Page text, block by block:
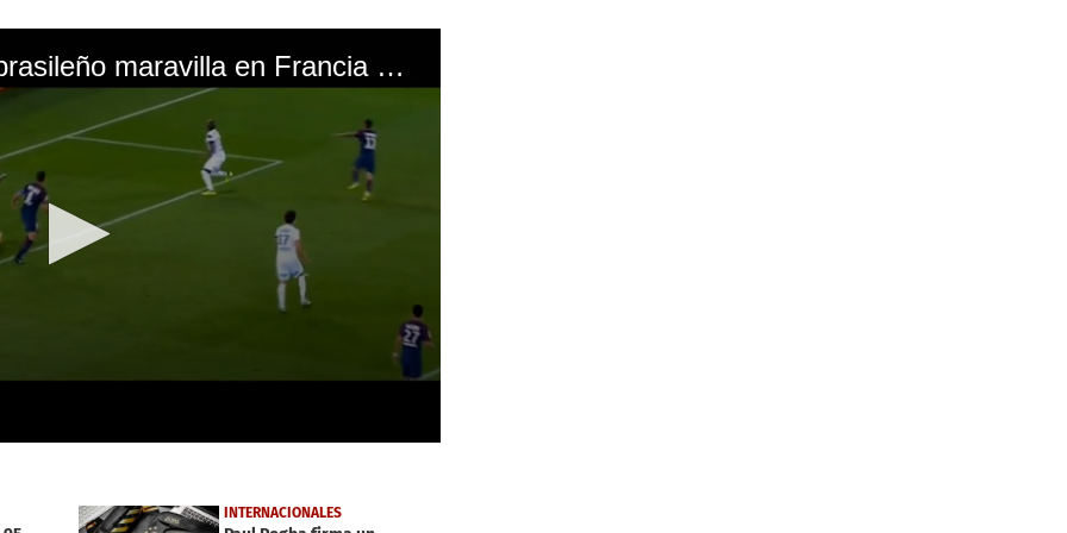
Otra vez Neymar: El brasileño maravilla en Francia con esta jugada
INTERNACIONALES